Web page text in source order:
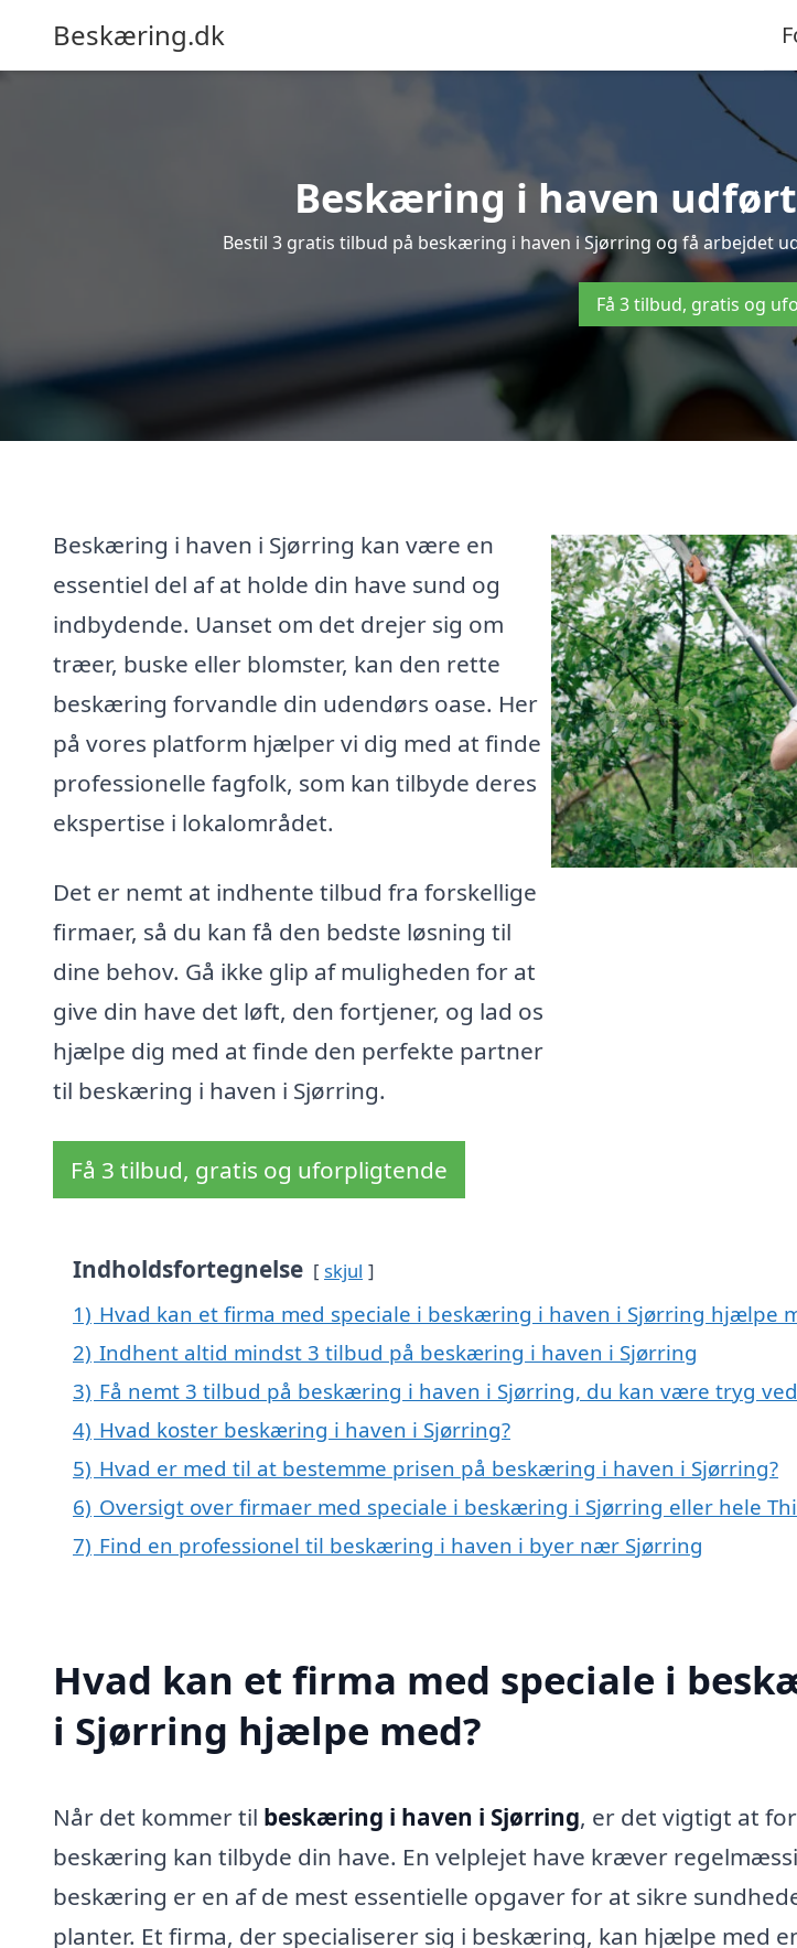
Beskæring.dk
Beskæring i haven
Bestil 3 gratis tilbud på beskæring i haven i Sjørring og få arbejdet
Få 3 tilbud, gratis og
Beskæring i haven i Sjørring kan være en
essentiel del af at holde din have sund og
indbydende. Uanset om det drejer sig om
træer, buske eller blomster, kan den rette
beskæring forvandle din udendørs oase. Her
på vores platform hjælper vi dig med at finde
professionelle fagfolk, som kan tilbyde deres
ekspertise i lokalområdet.
Det er nemt at indhente tilbud fra forskellige
firmaer, så du kan få den bedste løsning til
dine behov. Gå ikke glip af muligheden for at
give din have det løft, den fortjener, og lad os
hjælpe dig med at finde den perfekte partner
til beskæring i haven i Sjørring.
Få 3 tilbud, gratis og uforpligtende
Indholdsfortegnelse skjul
1) Hvad kan et firma med speciale i beskæring i haven i Sjørring hjælpe
2) Indhent altid mindst 3 tilbud på beskæring i haven i Sjørring
3) Få nemt 3 tilbud på beskæring i haven i Sjørring, du kan være tryg ved
4) Hvad koster beskæring i haven i Sjørring?
5) Hvad er med til at bestemme prisen på beskæring i haven i Sjørring?
6) Oversigt over firmaer med speciale i beskæring i Sjørring eller hele
7) Find en professionel til beskæring i haven i byer nær Sjørring
Hvad kan et firma med speciale i
i Sjørring hjælpe med?
Når det kommer til beskæring i haven i Sjørring, er det vigtigt at
beskæring kan tilbyde din have. En velplejet have kræver
beskæring er en af de mest essentielle opgaver for at sikre
planter. Et firma, der specialiserer sig i beskæring, kan hjælpe med